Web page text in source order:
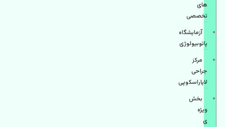
های
تخصصی
آزمایشگاه
پاتوبیولوژی
مرکز
جراحی
لاپاراسکوپی
بخش
ویژه
ی